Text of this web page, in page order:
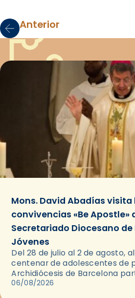
Anterior
Mons. David Abadías visita
convivencias «Be Apostle»
Secretariado Diocesano
Jóvenes
Del 28 de julio al 2 de agosto,
centenar de adolescentes de
Archidiócesis de Barcelona
convivencias Be Apostle,
06/08/2026